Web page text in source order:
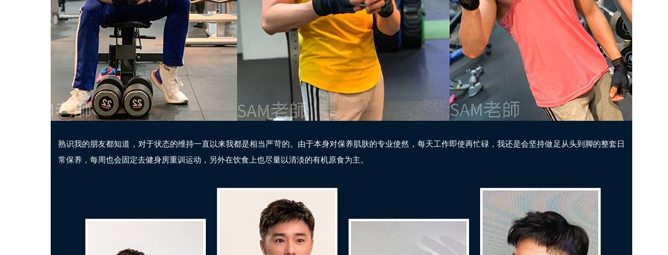
熟识我的朋友都知道，对于状态的维持一直以来我都是相当严苛的。由于本身对保养肌肤的专业使然，每天工作即使再忙碌，我还是会坚持做足从头到脚的整套日
常保养，每周也会固定去健身房重训运动，另外在饮食上也尽量以清淡的有机原食为主。